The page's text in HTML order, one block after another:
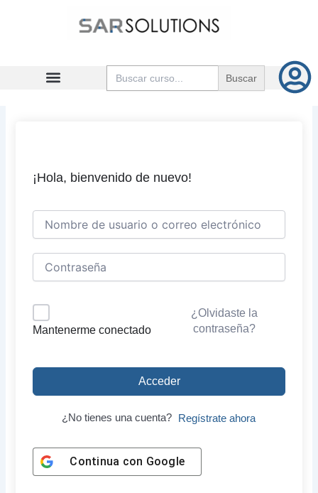
Buscar:
¡Hola, bienvenido de nuevo!
Mantenerme conectado
¿Olvidaste la
contraseña?
Acceder
¿No tienes una cuenta? Regístrate ahora
Continua con Google